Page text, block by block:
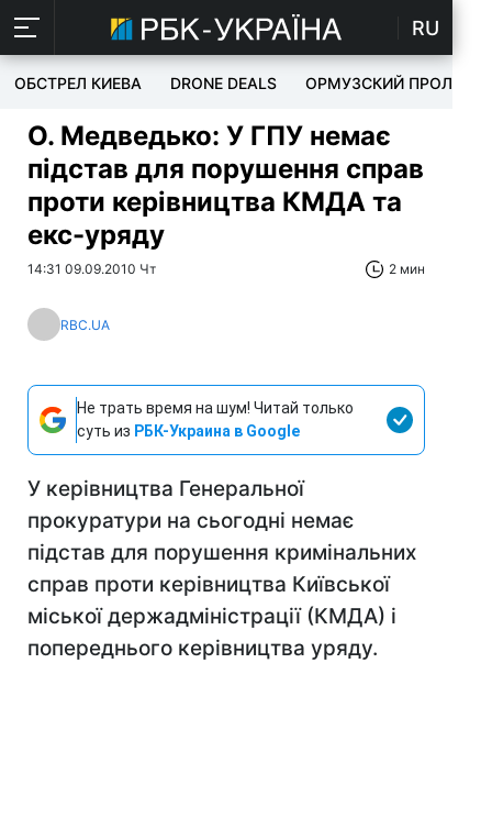
RU
ОБСТРЕЛ КИЕВА DRONE DEALS ОРМУЗСКИЙ ПРОЛИВ
О. Медведько: У ГПУ немає
підстав для порушення справ
проти керівництва КМДА та
екс-уряду
14:31 09.09.2010 Чт 2 мин
RBC.UA
Не трать время на шум! Читай только
суть из РБК-Украина в Google
У керівництва Генеральної
прокуратури на сьогодні немає
підстав для порушення кримінальних
справ проти керівництва Київської
міської держадміністрації (КМДА) і
попереднього керівництва уряду.